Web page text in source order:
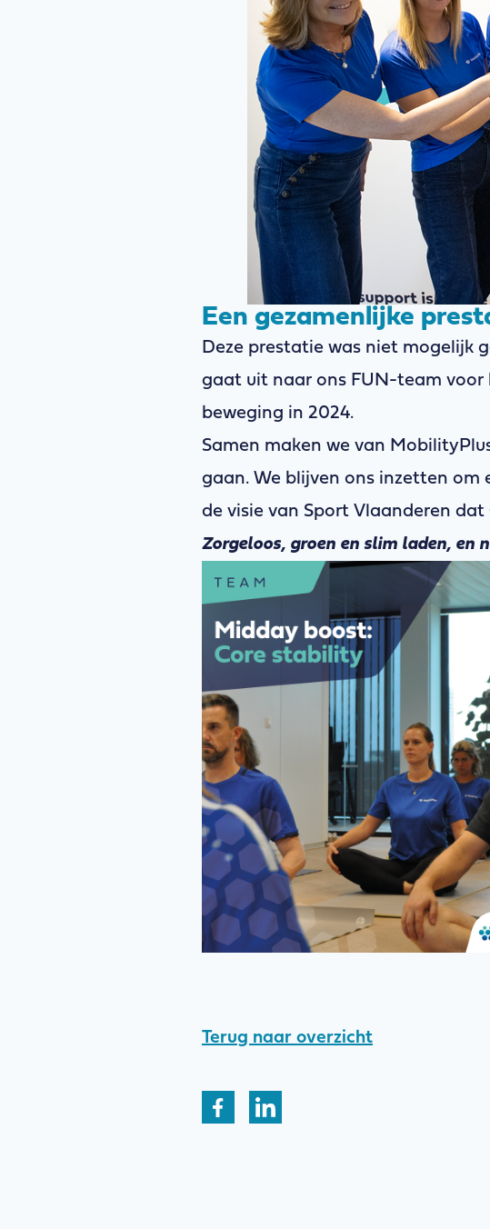
Een gezamenlijke
Deze prestatie was niet mogelijk
gaat uit naar ons FUN-team voor
beweging in 2024.
Samen maken we van
gaan. We blijven ons inzetten om
de visie van Sport Vlaanderen dat
Zorgeloos, groen en slim laden, en
Terug naar overzicht